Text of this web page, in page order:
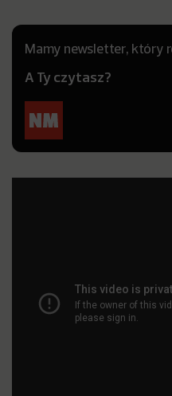
Mamy newsletter, który
A Ty czytasz?